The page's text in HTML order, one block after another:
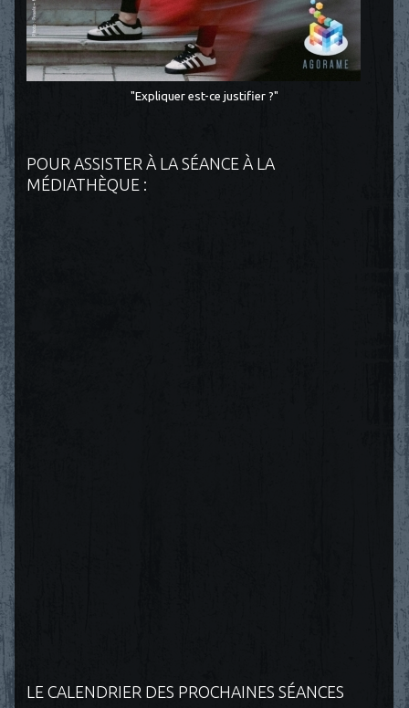
"Expliquer est-ce justifier ?"
POUR ASSISTER À LA SÉANCE À LA
MÉDIATHÈQUE :
LE CALENDRIER DES PROCHAINES SÉANCES